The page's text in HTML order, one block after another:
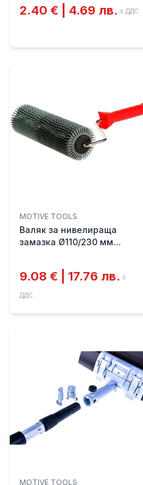
2.40 € | 4.69 лв. с ДДС
MOTIVE TOOLS
Валяк за нивелираща
замазка Ø110/230 мм
9.08 € | 17.76 лв. с
ДДС
MOTIVE TOOLS